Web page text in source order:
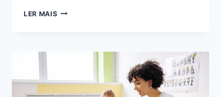
LER MAIS ESTRATÉGIAS
DICAS
PARA